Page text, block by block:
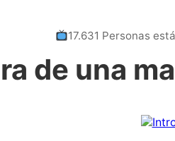
17.631 Personas
de una